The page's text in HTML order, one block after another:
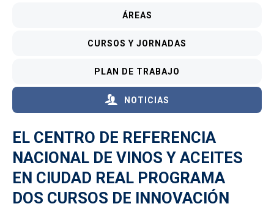
ÁREAS
CURSOS Y JORNADAS
PLAN DE TRABAJO
NOTICIAS
EL CENTRO DE REFERENCIA
NACIONAL DE VINOS Y ACEITES
EN CIUDAD REAL PROGRAMA
DOS CURSOS DE INNOVACIÓN